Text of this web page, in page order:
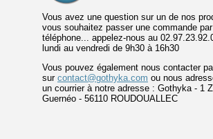
Vous avez une question sur un de nos
vous souhaitez passer une commande par
téléphone... appelez-nous au
lundi au vendredi de 9h30 à 16h30
Vous pouvez également nous contacter
sur contact@gothyka.com ou nous
un courrier à notre adresse : Gothyka - 1
Guernéo - 56110 ROUDOUALLEC